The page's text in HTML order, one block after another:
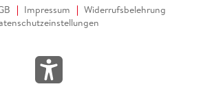
Impressum
Widerrufsbelehrung